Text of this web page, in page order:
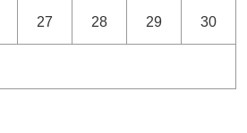
27 28 29 30